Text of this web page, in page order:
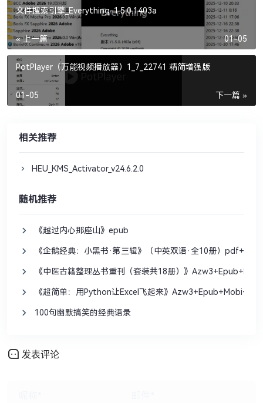
文件搜索引擎_Everything-1.5.0.1403a
« 上一篇 01-05
PotPlayer（万能视频播放器）1_7_22741 精简增强版
下一篇 »
01-05
相关推荐
HEU_KMS_Activator_v24.6.2.0
随机推荐
《越过内心那座山》epub
《企鹅经典：小黑书·第三辑》（中英双语·全10册）
《中医古籍整理丛书重刊（套装共18册）》Azw3+Epub+Mobi
《超简单：用Python让Excel飞起来》Azw3+Epub+Mobi+Pdf
100句幽默搞笑的经典语录
发表评论